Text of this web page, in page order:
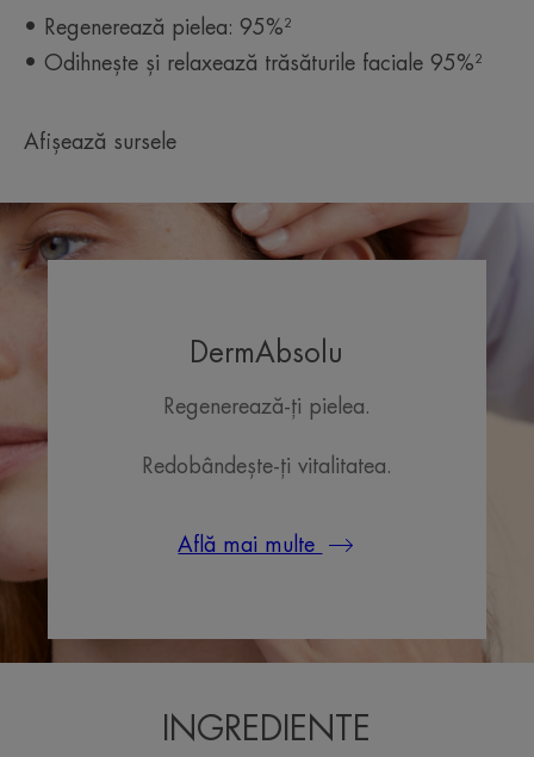
Beneficiile texturii
de balsam.
Aroma conținutului
*Brevet înregistrat ca marcă înregistrată a Sytheon USA.
• Regenerează pielea: 95%²
• Odihnește și relaxează trăsăturile faciale 95%²
Afișează sursele
DermAbsolu
Regenerează-ți pielea.
Redobândește-ți vitalitatea.
Află mai multe
INGREDIENTE